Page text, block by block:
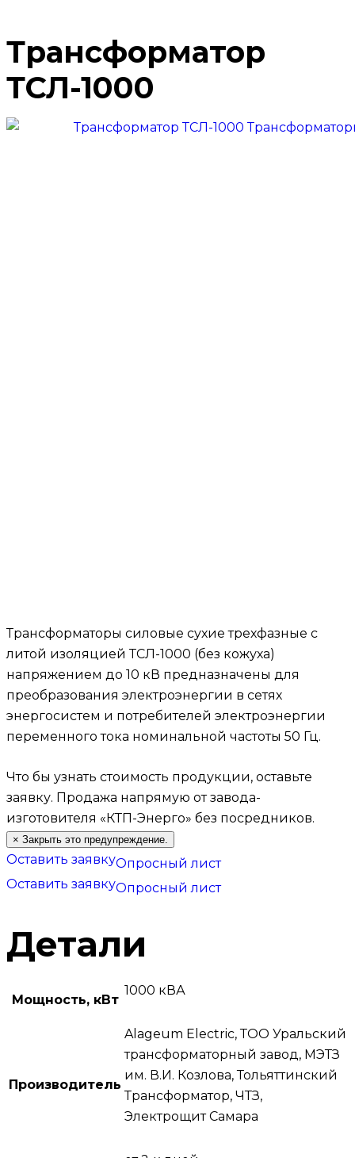
Трансформатор
ТСЛ-1000
Трансформаторы силовые сухие трехфазные с
литой изоляцией ТСЛ-1000 (без кожуха)
напряжением до 10 кВ предназначены для
преобразования электроэнергии в сетях
энергосистем и потребителей электроэнергии
переменного тока номинальной частоты 50 Гц.
Что бы узнать стоимость продукции, оставьте
заявку. Продажа напрямую от завода-
изготовителя «КТП-Энерго» без посредников.
× Закрыть это предупреждение.
Оставить заявкуОпросный лист
Оставить заявкуОпросный лист
Детали
Мощность, кВт
1000 кВА
Производитель
Alageum Electric, ТОО Уральский
трансформаторный завод, МЭТЗ
им. В.И. Козлова, Тольяттинский
Трансформатор, ЧТЗ,
Электрощит Самара